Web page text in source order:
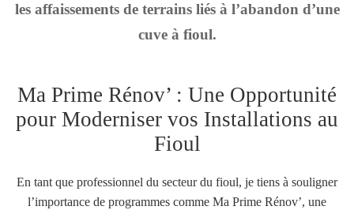
les affaissements de terrains liés à l’abandon d’une
cuve à fioul.
Ma Prime Rénov’ : Une Opportunité
pour Moderniser vos Installations au
Fioul
En tant que professionnel du secteur du fioul, je tiens à souligner
l’importance de programmes comme Ma Prime Rénov’, une